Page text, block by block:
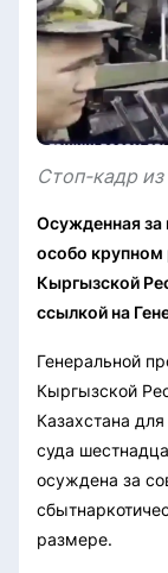
Стоп-кадр
Осужденная за
особо крупном
Кыргызской
ссылкой на
Генеральной
Кыргызской
Казахстана
суда
осуждена за
размере.